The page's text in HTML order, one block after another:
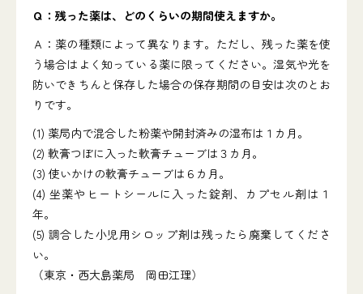
Ｑ：残った薬は、どのくらいの期間使えますか。
Ａ：薬の種類によって異なります。ただし、残った薬を使
う場合はよく知っている薬に限ってください。湿気や光を
防いできちんと保存した場合の保存期間の目安は次のとお
りです。
(1) 薬局内で混合した粉薬や開封済みの湿布は１カ月。
(2) 軟膏つぼに入った軟膏チューブは３カ月。
(3) 使いかけの軟膏チューブは６カ月。
(4) 坐薬やヒートシールに入った錠剤、カプセル剤は１
年。
(5) 調合した小児用シロップ剤は残ったら廃棄してくださ
い。
（東京・西大島薬局 岡田江理）